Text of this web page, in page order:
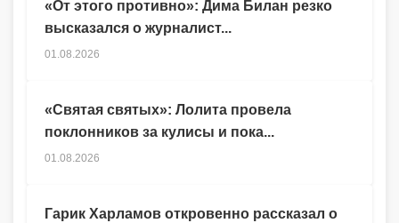
Гарик Харламов откровенно рассказал о
«От этого противно»: Дима Билан резко
высказался о журналист...
01.08.2026
«Святая святых»: Лолита провела
поклонников за кулисы и пока...
01.08.2026